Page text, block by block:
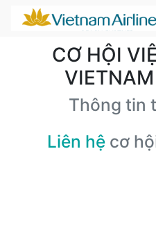
CƠ HỘI
Thông tin
Liên hệ cơ